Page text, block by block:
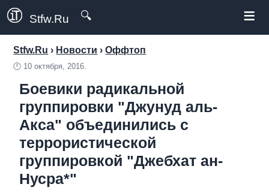
Stfw.Ru 🔍 ≡
Stfw.Ru › Новости ›Оффтоп
🕛 10 октября, 2016.
Боевики радикальной
группировки "Джунуд аль-
Акса" объединились с
террористической
группировкой "Джебхат ан-
Нусра*"